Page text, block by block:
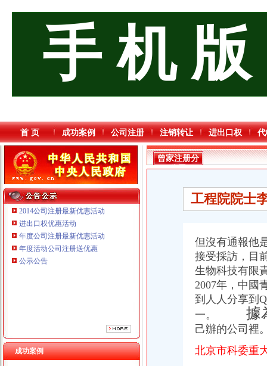
手 机 版
首 页 成功案例 公司注册 注销转让 进出口权
2014公司注册最新优惠活动
进出口权优惠活动
年度公司注册最新优惠活动
年度活动公司注册送优惠
公示公告
成功案例
重庆鸽牌电线电缆有限公司 渝北10010万 (进出口权)
重庆奕欣锦诚商贸有限公司 渝九50万 （工商注册）
重庆饰知广告传媒有限公司 渝中50万 （工商注册）
重庆汇泰贷款咨询有限公司科园路分公司 渝高 （工商注册）
重庆市明诚塑料制品有限责任公司 渝高100万 （进出口权）
重庆盛旗投资咨询有限公司 渝中10万 （工商注册）
重庆斯苔登托生物科技有限公司 渝南10万 （工商注册）
重庆尊盟财务管理有限公司 渝北10万 （工商注册）
曾家注册分
公司
工程院院士
但沒有通報他
接受採訪，目
生物科技有限
2007年，中國
到人人分享到
一。
據為
己辦的公司裡
北京市科委重